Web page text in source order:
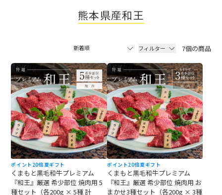
熊本県産和王
フィルター 7個の商品
ポイント20倍 夏ギフト
くまもと黒毛和牛プレミアム
『和王』厳選 希少部位 焼肉用 5
種セット（各200g × 5種 計
ポイント20倍夏ギフト
くまもと黒毛和牛プレミアム
『和王』厳選 希少部位 焼肉用 お
まかせ3種セット（各200g × 3種